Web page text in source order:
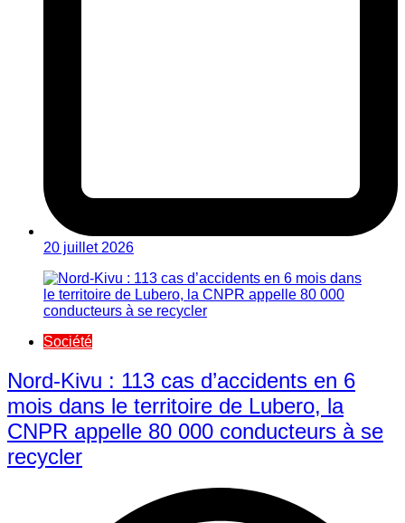
20 juillet 2026
Société
Nord-Kivu : 113 cas d’accidents en 6
mois dans le territoire de Lubero, la
CNPR appelle 80 000 conducteurs à se
recycler